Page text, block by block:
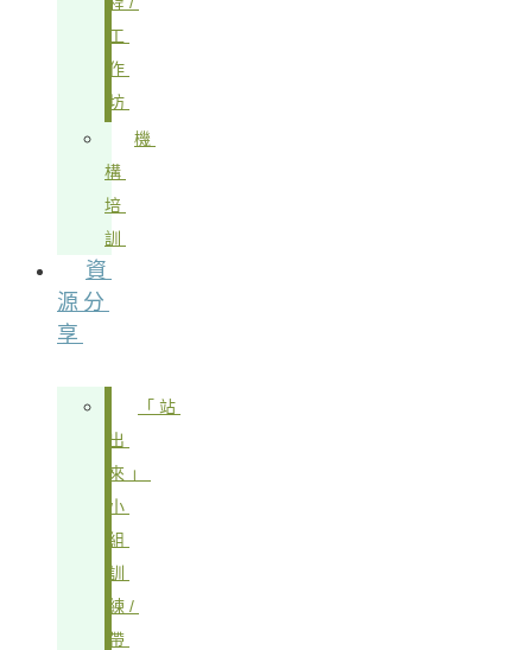
工
作
坊
機
構
培
訓
資
源分
享
「站
出
來」
小
組
訓
練/
帶